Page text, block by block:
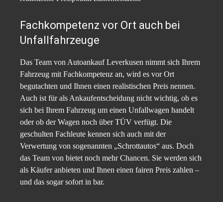
Fachkompetenz vor Ort auch bei
Unfallfahrzeuge
Das Team von Autoankauf Leverkusen nimmt sich Ihrem
Fahrzeug mit Fachkompetenz an, wird es vor Ort
begutachten und Ihnen einen realistischen Preis nennen.
Auch ist für als Ankaufentscheidung nicht wichtig, ob es
sich bei Ihrem Fahrzeug um einen Unfallwagen handelt
oder ob der Wagen noch über TÜV verfügt. Die
geschulten Fachleute kennen sich auch mit der
Verwertung von sogenannten „Schrottautos“ aus. Doch
das Team von bietet noch mehr Chancen. Sie werden sich
als Käufer anbieten und Ihnen einen fairen Preis zahlen –
und das sogar sofort in bar.